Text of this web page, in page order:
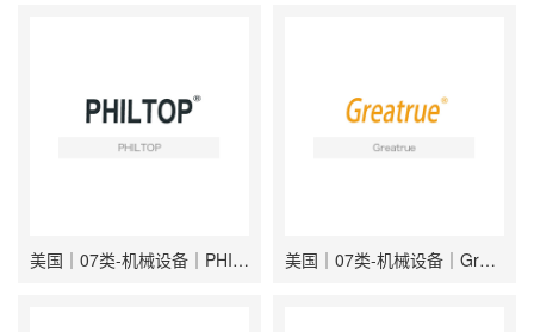
美国｜07类-机械设备｜PHILTOP 美国｜07类-机械设备｜Greatrue